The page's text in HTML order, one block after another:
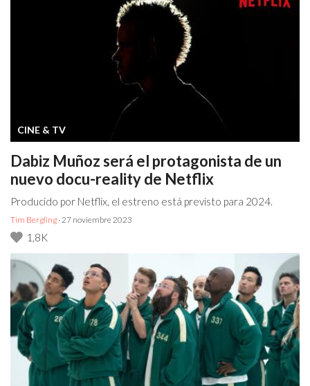
CINE & TV
Dabiz Muñoz será el protagonista de un
nuevo docu-reality de Netflix
Producido por Netflix, el estreno está previsto para 2024.
Tim Bergling · 27 noviembre 2023
1,8K